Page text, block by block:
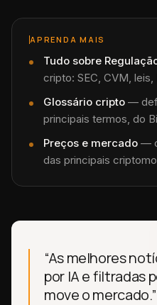
APRENDA MAIS
Tudo sobre
cripto: SEC, CVM,
Glossário cripto —
principais termos, do
Preços e mercado —
das principais
“As melhores
por IA e filtradas
move o mercado.”